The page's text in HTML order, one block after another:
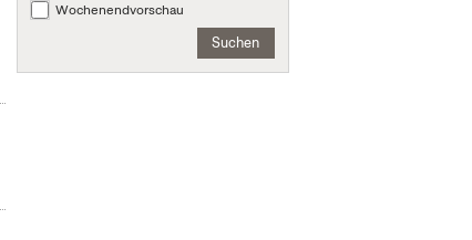
Wochenendvorschau
Suchen